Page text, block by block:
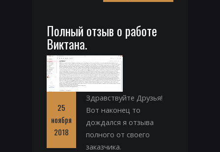
Полный отзыв о работе
Виктана.
25
ноября
2018
Здравствуйте Друзья!
Вот наконец то
дождался я отзыва
полного от своего
заказчика.